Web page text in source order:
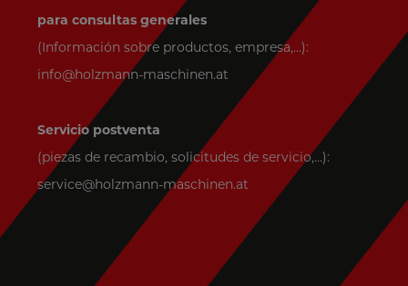
para consultas generales
(Información sobre productos, empresa,...):
info@holzmann-maschinen.at
Servicio postventa
(piezas de recambio, solicitudes de servicio,...):
service@holzmann-maschinen.at